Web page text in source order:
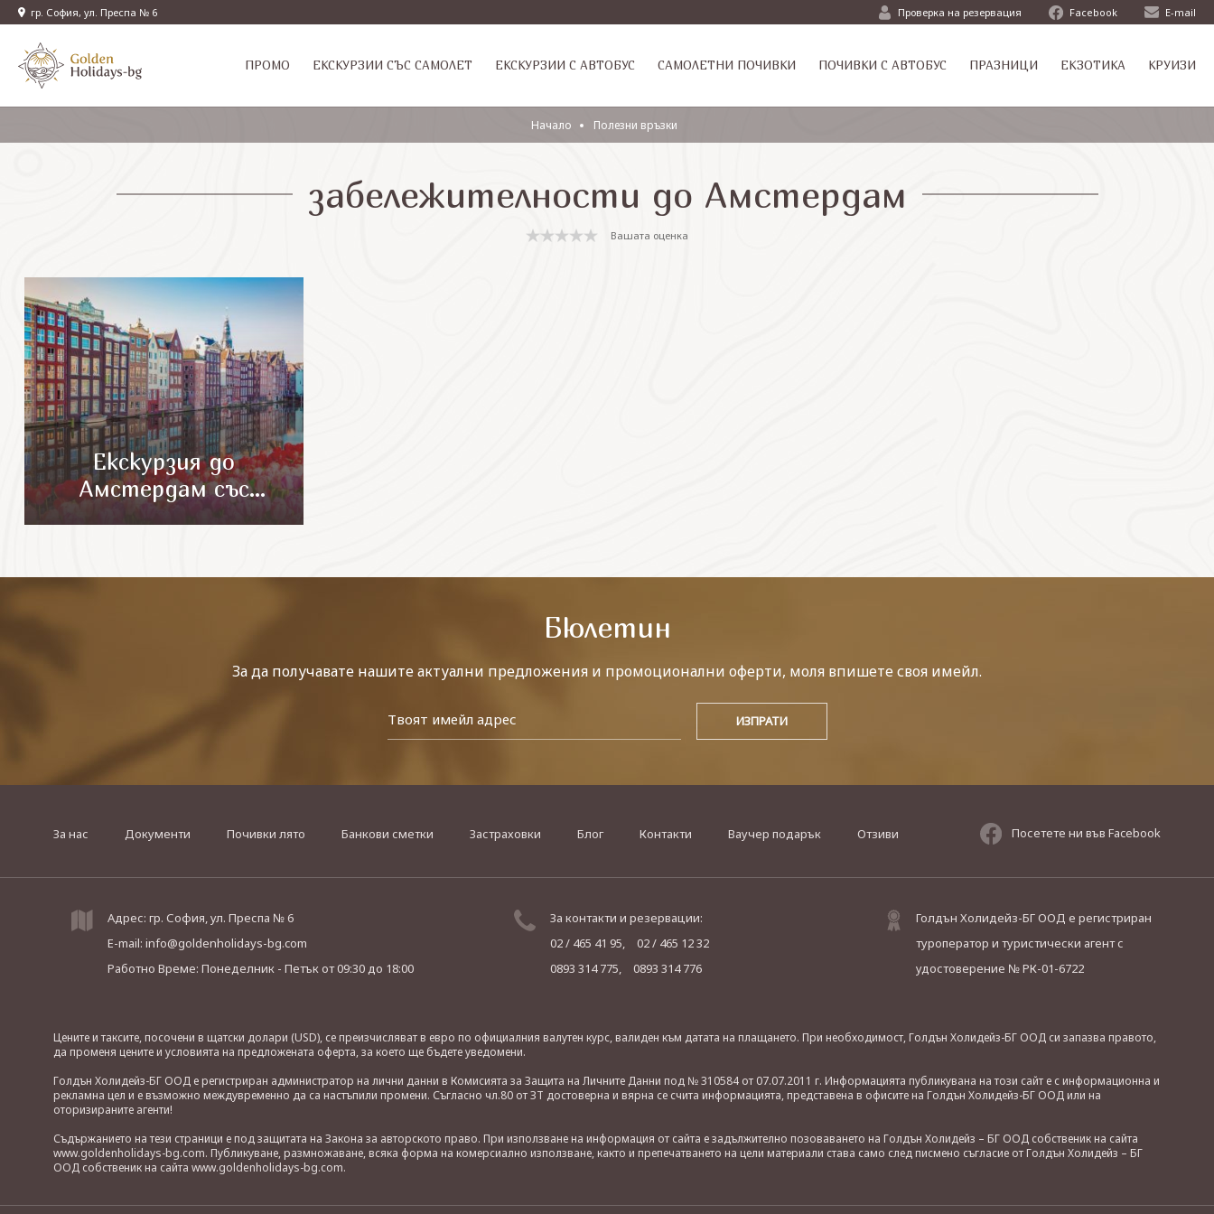
гр. София, ул. Преспа № 6 Проверка на резервация Facebook E-mail
ПРОМО EКСКУРЗИИ СЪС САМОЛЕТ ЕКСКУРЗИИ С АВТОБУС САМОЛЕТНИ ПОЧИВКИ ПОЧИВКИ С АВТОБУС ПРАЗНИЦИ ЕКЗОТИКА КРУИЗИ
Начало Полезни връзки
забележителности до Амстердам
Вашата оценка
Екскурзия до
Амстердам със
Бюлетин
За да получавате нашите актуални предложения и промоционални оферти, моля впишете своя имейл.
За нас Документи Почивки лято Банкови сметки Застраховки Блог Контакти Ваучер подарък Отзиви Посетете ни във Facebook
Адрес: гр. София, ул. Преспа № 6
E-mail: info@goldenholidays-bg.com
Работно Време: Понеделник - Петъкот 09:30 до 18:00
За контакти и резервации:
02 / 465 41 95,
02 / 465 12 32
0893 314 775,
0893 314 776
Голдън Холидейз-БГ ООД е регистриран
туроператор и туристически агент с
удостоверение № РК-01-6722
Цените и таксите, посочени в щатски долари (USD), се преизчисляват в евро по официалния валутен курс, валиден към датата на плащането. При необходимост, Голдън Холидейз-БГ ООД си запазва правото,
да променя цените и условията на предложената оферта, за което ще бъдете уведомени.
Голдън Холидейз-БГ ООД е регистриран администратор на лични данни в Комисията за Защита на Личните Данни под № 310584 от 07.07.2011 г. Информацията публикувана на този сайт е с информационна и
рекламна цел и е възможно междувременно да са настъпили промени. Съгласно чл.80 от ЗТ достоверна и вярна се счита информацията, представена в офисите на Голдън Холидейз-БГ ООД или на
оторизираните агенти!
Съдържанието на тези страници е под защитата на Закона за авторското право. При използване на информация от сайта е задължително позоваването на Голдън Холидейз – БГ ООД собственик на сайта
www.goldenholidays-bg.com. Публикуване, размножаване, всяка форма на комерсиално използване, както и препечатването на цели материали става само след писмено съгласие от Голдън Холидейз – БГ
ООД собственик на сайта www.goldenholidays-bg.com.